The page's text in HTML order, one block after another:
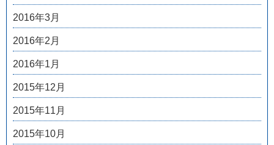
2016年3月
2016年2月
2016年1月
2015年12月
2015年11月
2015年10月